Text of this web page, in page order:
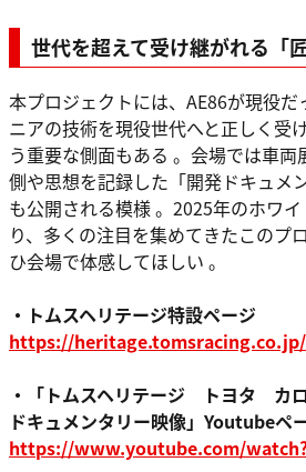
世代を超えて受け継がれる「匠
本プロジェクトには、AE86が現役
ニアの技術を現役世代へと正しく受
う重要な側面もある 。会場では車
側や思想を記録した「開発ドキュメ
も公開される模様 。2025年のホワ
り、多くの注目を集めてきたこのプ
ひ会場で体感してほしい 。
・トムスヘリテージ特設ページ
https://heritage.tomsracing.co.jp/
・「トムスヘリテージ トヨタ カロ
ドキュメンタリー映像」Youtubeペ
https://www.youtube.com/